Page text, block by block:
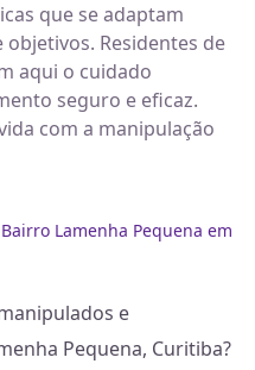
que se adaptam
Residentes de
aqui o cuidado
seguro e eficaz.
com a manipulação
Lamenha Pequena em
e
Pequena, Curitiba?